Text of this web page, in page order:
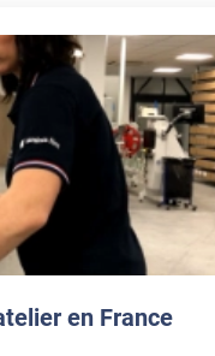
en France